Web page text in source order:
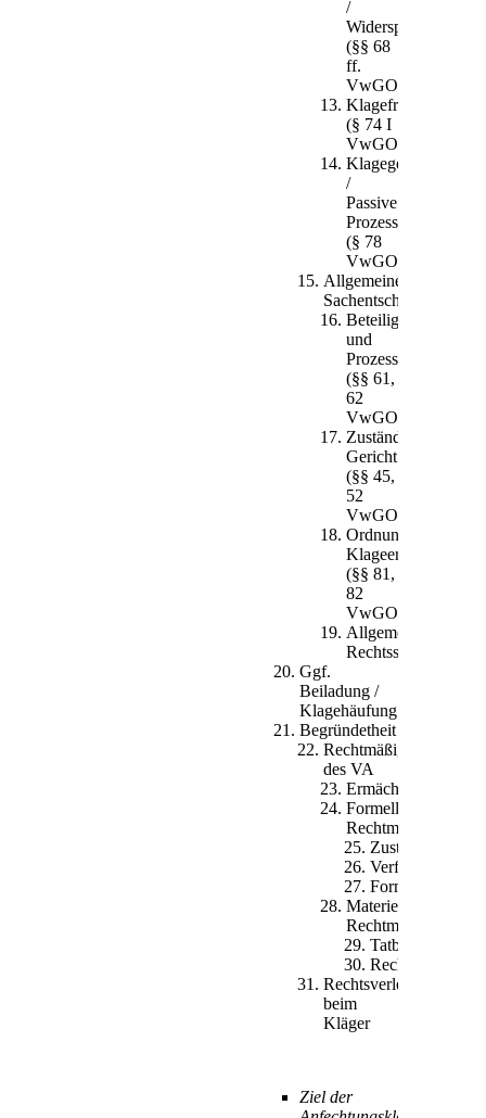
/
(§§ 68
ff.
VwGO)
Klagefrist
(§ 74 I
VwGO)
Klagegegner
/
Passive
(§ 78
VwGO)
Allgemeine
Beteiligten-
und
Prozessfähigkeit
(§§ 61,
62
VwGO)
Zuständiges
Gericht
(§§ 45,
52
VwGO)
Ordnungsgemäße
Klageerhebung
(§§ 81,
82
VwGO)
Allgemeines
Ggf.
Beiladung /
Klagehäufung
Begründetheit
Rechtmäßigkeit
des VA
Formelle
Rechtmäßigkeit
Zuständigkeit
Verfahren
Form
Materielle
Rechtmäßigkeit
Tatbestand
Rechtsfolge
Rechtsverletzung
beim
Kläger
Ziel der